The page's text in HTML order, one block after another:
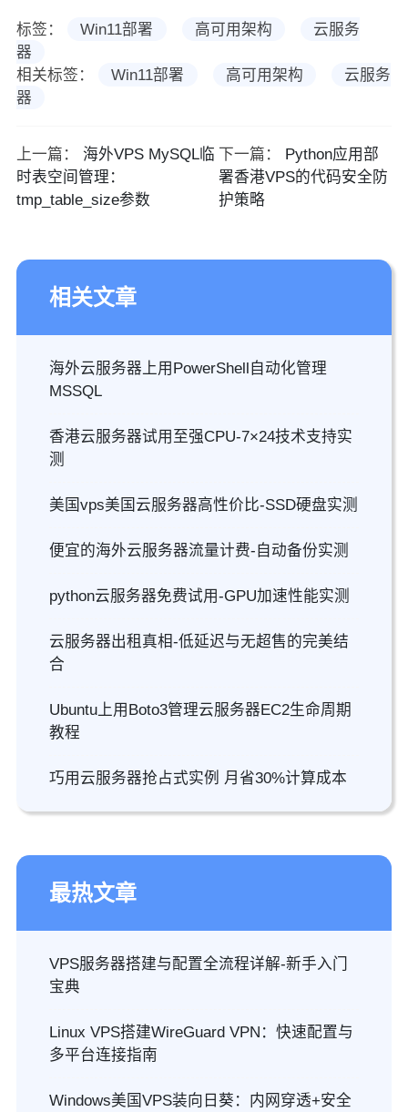
标签： Win11部署 高可用架构
云服务
器
相关标签：
Win11部署 高可用架构
云服务
器
上一篇：
海外VPS MySQL临
时表空间管理：
tmp_table_size参数
下一篇：
Python应用部
署香港VPS的代码安全防
护策略
相关文章
海外云服务器上用PowerShell自动化管理
MSSQL
香港云服务器试用至强CPU-7×24技术支持实
测
美国vps美国云服务器高性价比-SSD硬盘实测
便宜的海外云服务器流量计费-自动备份实测
python云服务器免费试用-GPU加速性能实测
云服务器出租真相-低延迟与无超售的完美结
合
Ubuntu上用Boto3管理云服务器EC2生命周期
教程
巧用云服务器抢占式实例 月省30%计算成本
最热文章
VPS服务器搭建与配置全流程详解-新手入门
宝典
Linux VPS搭建WireGuard VPN：快速配置与
多平台连接指南
Windows美国VPS装向日葵：内网穿透+安全